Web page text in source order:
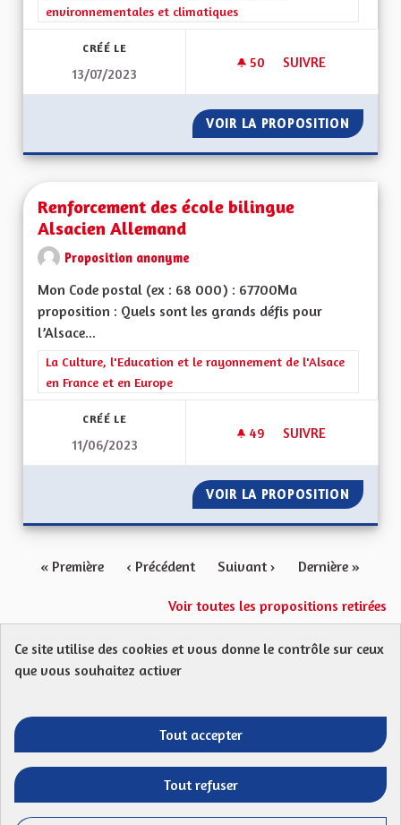
environnementales et climatiques
CRÉÉ LE
13/07/2023
50 50 ABONNÉS
SUIVRE
VOIR LA PROPOSITION
Renforcement des école bilingue
Alsacien Allemand
Proposition anonyme
Mon Code postal (ex : 68 000) : 67700Ma
proposition : Quels sont les grands défis pour
l’Alsace...
Filtrer les résultats de la catégorie : La Culture, l'Education et
La Culture, l'Education et le rayonnement de l'Alsace
en France et en Europe
CRÉÉ LE
11/06/2023
49 49 ABONNÉS
SUIVRE
VOIR LA PROPOSITION
« Première ‹ Précédent Suivant › Dernière »
Voir toutes les propositions retirées
Protection des Données
Télécharger les fichiers Open Data
Entre vos mains - Collectivité
Entre vos mains - Collectivité
Entre vos mains - Collectivité
Entre vos mains -
(Lien externe)
Ce site utilise des cookies et vous donne le contrôle sur ceux
que vous souhaitez activer
Tout accepter
Tout refuser